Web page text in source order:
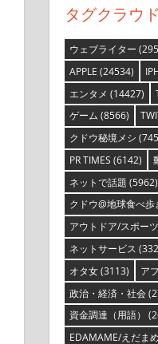
タグクラウド
ウェブライター
APPLE (24534)
エンタメ (14427)
ゲーム (8566)
クドウ秘境メシ
PR TIMES (6142)
ネットで話題 (5962)
クドウ@地球食べ歩
アウトドア/スポーツ
ネットサービス
オタ女(3113) ア
政治・経済・社会
資金調達（用語）
EDAMAME/えだまめ